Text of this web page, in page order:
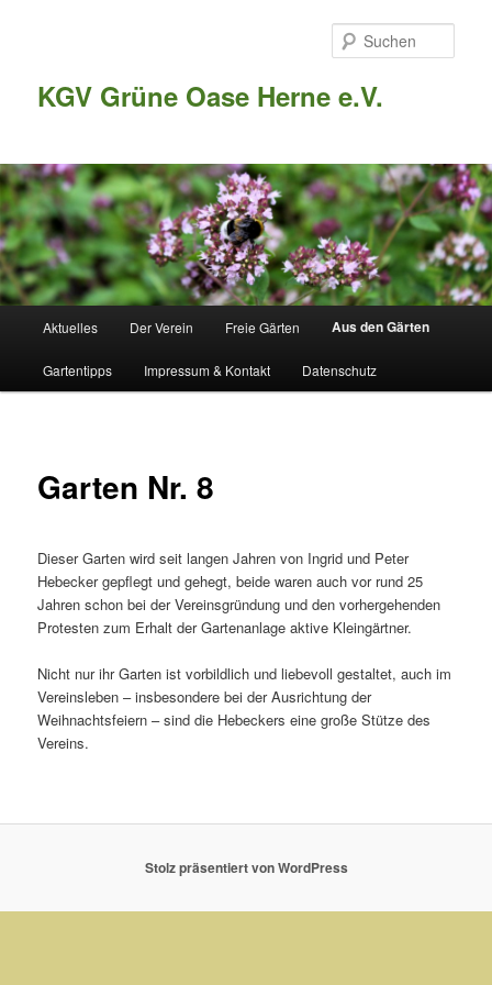
KGV Grüne Oase Herne e.V.
Zum
Inhalt
Aktuelles Der Verein Freie Gärten Aus den Gärten
Gartentipps Impressum & Kontakt Datenschutz
Garten Nr. 8
Dieser Garten wird seit langen Jahren von Ingrid und Peter
Hebecker gepflegt und gehegt, beide waren auch vor rund 25
Jahren schon bei der Vereinsgründung und den vorhergehenden
Protesten zum Erhalt der Gartenanlage aktive Kleingärtner.
Nicht nur ihr Garten ist vorbildlich und liebevoll gestaltet, auch im
Vereinsleben – insbesondere bei der Ausrichtung der
Weihnachtsfeiern – sind die Hebeckers eine große Stütze des
Vereins.
Stolz präsentiert von WordPress